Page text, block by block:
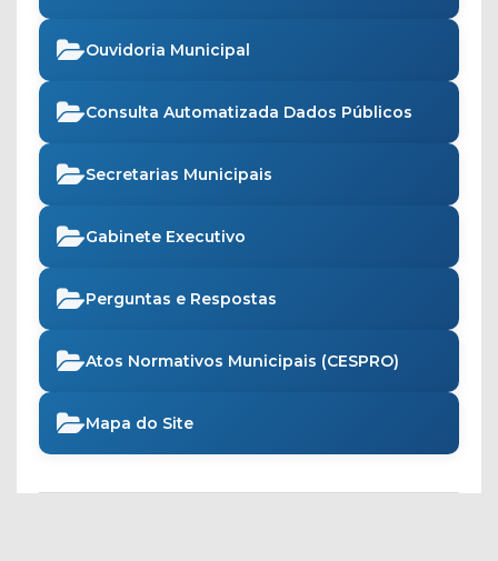
Ouvidoria Municipal
Consulta Automatizada Dados Públicos
Secretarias Municipais
Gabinete Executivo
Perguntas e Respostas
Atos Normativos Municipais (CESPRO)
Mapa do Site